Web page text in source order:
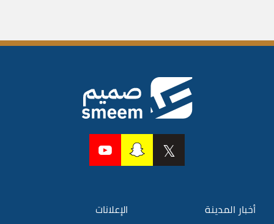
أخبار المدينة الإعلانات